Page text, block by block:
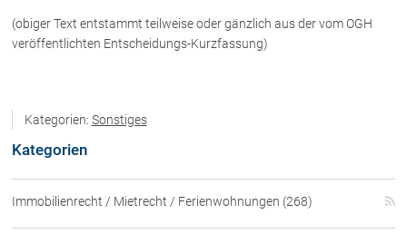
Download
Die Österreichischen Rechtsanwälte
(obiger Text entstammt teilweise oder gänzlich aus der vom OGH
veröffentlichten Entscheidungs-Kurzfassung)
Kategorien: Sonstiges
Kategorien
Immobilienrecht / Mietrecht / Ferienwohnungen (268)